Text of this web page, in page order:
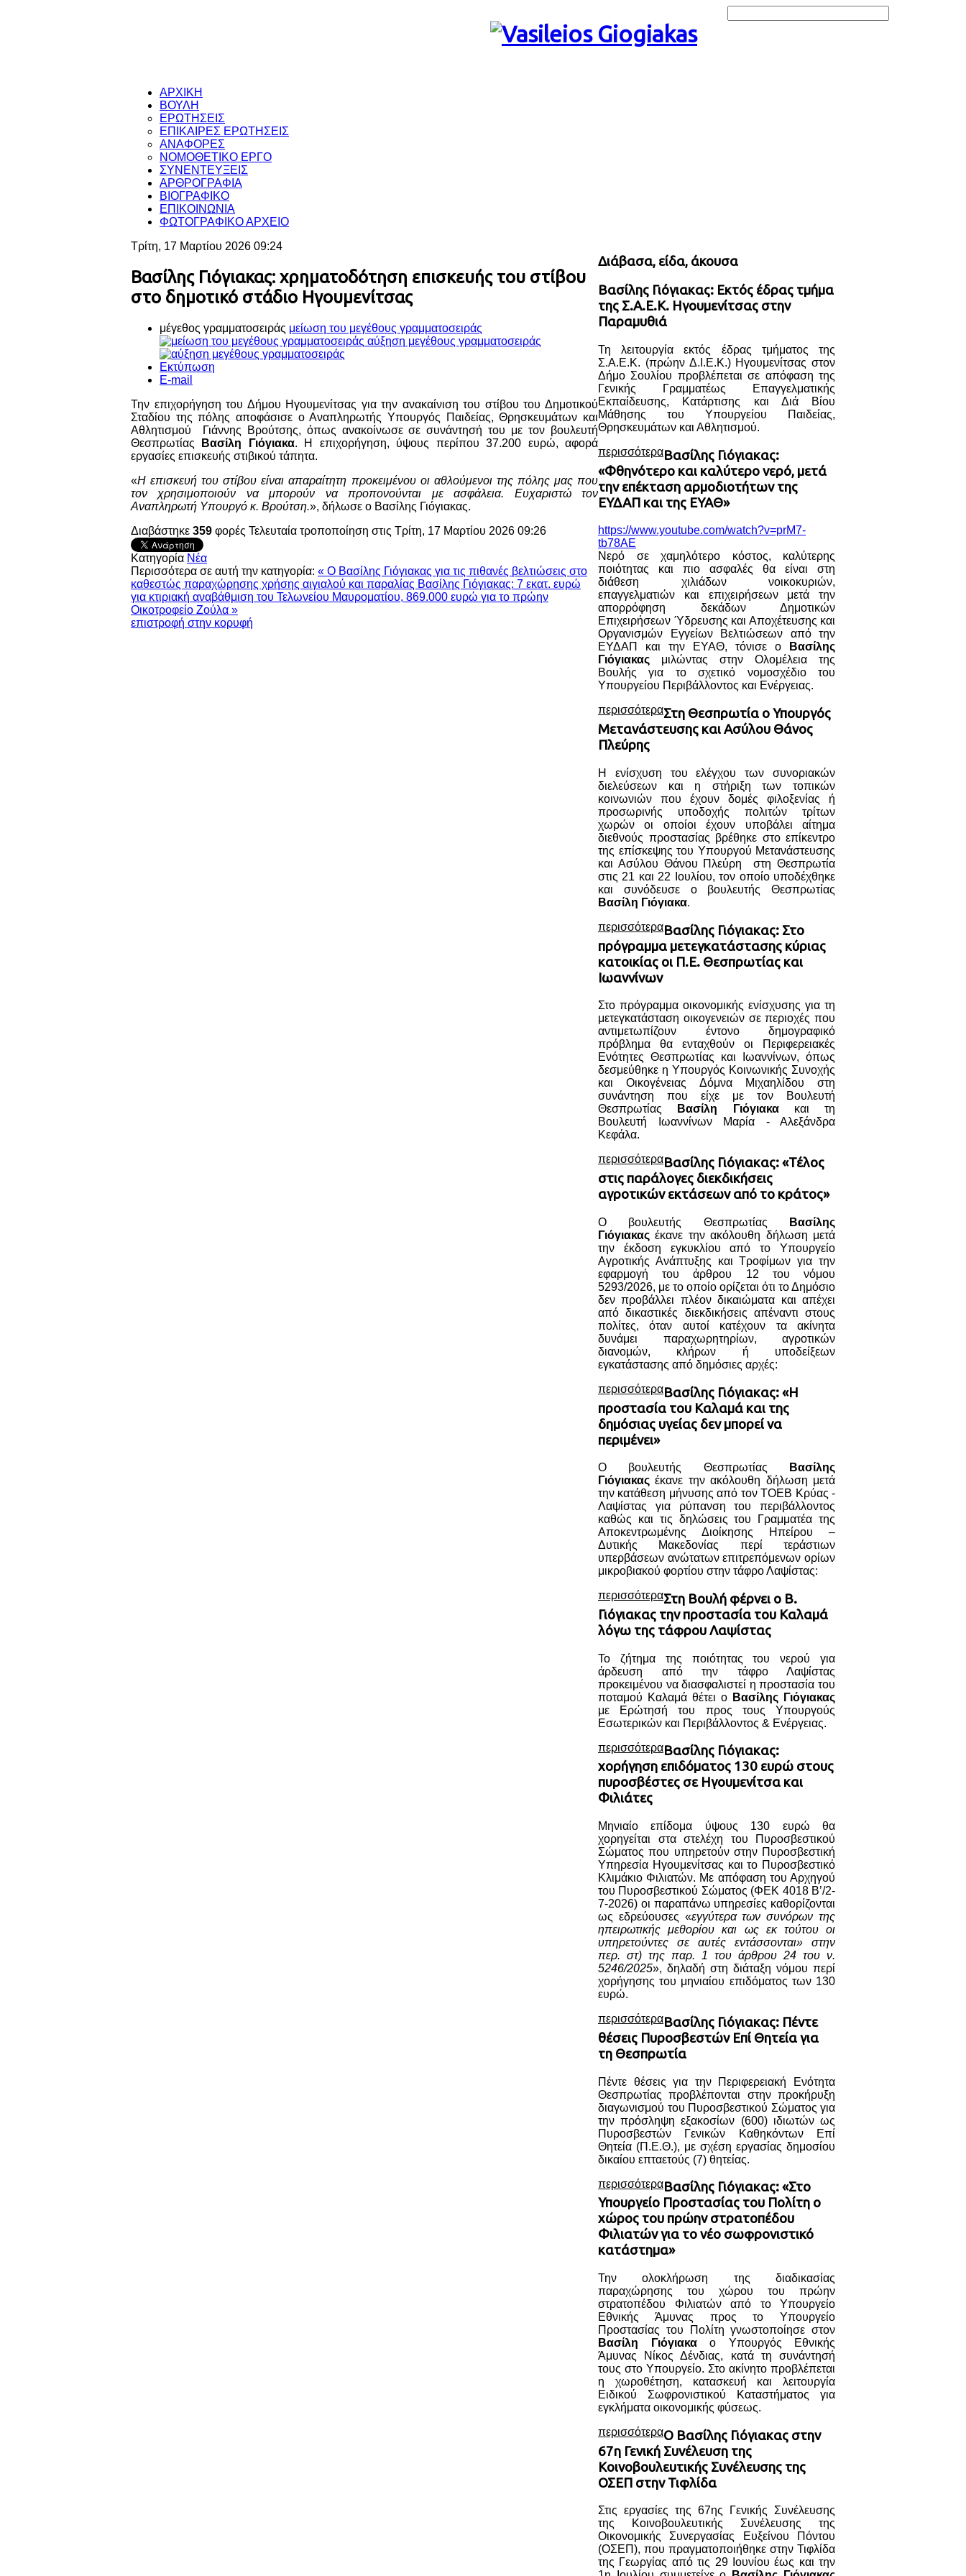
ΑΡΧΙΚΗ
ΒΟΥΛΗ
ΕΡΩΤΗΣΕΙΣ
ΕΠΙΚΑΙΡΕΣ ΕΡΩΤΗΣΕΙΣ
ΑΝΑΦΟΡΕΣ
ΝΟΜΟΘΕΤΙΚΟ ΕΡΓΟ
ΣΥΝΕΝΤΕΥΞΕΙΣ
ΑΡΘΡΟΓΡΑΦΙΑ
ΒΙΟΓΡΑΦΙΚΟ
ΕΠΙΚΟΙΝΩΝΙΑ
ΦΩΤΟΓΡΑΦΙΚΟ ΑΡΧΕΙΟ
Τρίτη, 17 Μαρτίου 2026 09:24
Βασίλης Γιόγιακας: χρηματοδότηση επισκευής του στίβου
στο δημοτικό στάδιο Ηγουμενίτσας
μέγεθος γραμματοσειράς μείωση του μεγέθους γραμματοσειράς
αύξηση μεγέθους γραμματοσειράς
Εκτύπωση
E-mail
Την επιχορήγηση του Δήμου Ηγουμενίτσας για την ανακαίνιση του στίβου του Δημοτικού
Σταδίου της πόλης αποφάσισε ο Αναπληρωτής Υπουργός Παιδείας, Θρησκευμάτων και
Αθλητισμού Γιάννης Βρούτσης, όπως ανακοίνωσε σε συνάντησή του με τον βουλευτή
Θεσπρωτίας
Βασίλη Γιόγιακα. Η επιχορήγηση, ύψους περίπου 37.200 ευρώ, αφορά
εργασίες επισκευής στιβικού τάπητα.
«Η επισκευή του στίβου είναι απαραίτητη προκειμένου οι αθλούμενοι της πόλης μας που
τον χρησιμοποιούν να μπορούν να προπονούνται με ασφάλεια. Ευχαριστώ τον
Αναπληρωτή Υπουργό κ. Βρούτση.», δήλωσε ο Βασίλης Γιόγιακας.
Διαβάστηκε 359 φορές Τελευταία τροποποίηση στις Τρίτη, 17 Μαρτίου 2026 09:26
Κατηγορία Νέα
Περισσότερα σε αυτή την κατηγορία: « Ο Βασίλης Γιόγιακας για τις πιθανές βελτιώσεις στο
καθεστώς παραχώρησης χρήσης αιγιαλού και παραλίας Βασίλης Γιόγιακας: 7 εκατ. ευρώ
για κτιριακή αναβάθμιση του Τελωνείου Μαυροματίου, 869.000 ευρώ για το πρώην
Οικοτροφείο Ζούλα »
επιστροφή στην κορυφή
Διάβασα, είδα, άκουσα
Βασίλης Γιόγιακας: Εκτός έδρας τμήμα
της Σ.Α.Ε.Κ. Ηγουμενίτσας στην
Παραμυθιά
Τη λειτουργία εκτός έδρας τμήματος της
Σ.Α.Ε.Κ. (πρώην Δ.Ι.Ε.Κ.) Ηγουμενίτσας στον
Δήμο Σουλίου προβλέπεται σε απόφαση της
Γενικής Γραμματέως Επαγγελματικής
Εκπαίδευσης, Κατάρτισης και Διά Βίου
Μάθησης του Υπουργείου Παιδείας,
Θρησκευμάτων και Αθλητισμού.
περισσότεραΒασίλης Γιόγιακας:
«Φθηνότερο και καλύτερο νερό, μετά
την επέκταση αρμοδιοτήτων της
ΕΥΔΑΠ και της ΕΥΑΘ»
https://www.youtube.com/watch?v=prM7-
tb78AE
Νερό σε χαμηλότερο κόστος, καλύτερης
ποιότητας και πιο ασφαλές θα είναι στη
διάθεση χιλιάδων νοικοκυριών,
επαγγελματιών και επιχειρήσεων μετά την
απορρόφηση δεκάδων Δημοτικών
Επιχειρήσεων Ύδρευσης και Αποχέτευσης και
Οργανισμών Εγγείων Βελτιώσεων από την
ΕΥΔΑΠ και την ΕΥΑΘ, τόνισε ο
Βασίλης
Γιόγιακας μιλώντας στην Ολομέλεια της
Βουλής για το σχετικό νομοσχέδιο του
Υπουργείου Περιβάλλοντος και Ενέργειας.
περισσότεραΣτη Θεσπρωτία ο Υπουργός
Μετανάστευσης και Ασύλου Θάνος
Πλεύρης
Η ενίσχυση του ελέγχου των συνοριακών
διελεύσεων και η στήριξη των τοπικών
κοινωνιών που έχουν δομές φιλοξενίας ή
προσωρινής υποδοχής πολιτών τρίτων
χωρών οι οποίοι έχουν υποβάλει αίτημα
διεθνούς προστασίας βρέθηκε στο επίκεντρο
της επίσκεψης του Υπουργού Μετανάστευσης
και Ασύλου Θάνου Πλεύρη στη Θεσπρωτία
στις 21 και 22 Ιουλίου, τον οποίο υποδέχθηκε
και συνόδευσε ο βουλευτής Θεσπρωτίας
Βασίλη Γιόγιακα.
περισσότεραΒασίλης Γιόγιακας: Στο
πρόγραμμα μετεγκατάστασης κύριας
κατοικίας οι Π.Ε. Θεσπρωτίας και
Ιωαννίνων
Στο πρόγραμμα οικονομικής ενίσχυσης για τη
μετεγκατάσταση οικογενειών σε περιοχές που
αντιμετωπίζουν έντονο δημογραφικό
πρόβλημα θα ενταχθούν οι Περιφερειακές
Ενότητες Θεσπρωτίας και Ιωαννίνων, όπως
δεσμεύθηκε η Υπουργός Κοινωνικής Συνοχής
και Οικογένειας Δόμνα Μιχαηλίδου στη
συνάντηση που είχε με τον Βουλευτή
Θεσπρωτίας
Βασίλη Γιόγιακακαι τη
Βουλευτή Ιωαννίνων Μαρία - Αλεξάνδρα
Κεφάλα.
περισσότεραΒασίλης Γιόγιακας: «Τέλος
στις παράλογες διεκδικήσεις
αγροτικών εκτάσεων από το κράτος»
Ο βουλευτής Θεσπρωτίας
Βασίλης
Γιόγιακας έκανε την ακόλουθη δήλωση μετά
την έκδοση εγκυκλίου από το Υπουργείο
Αγροτικής Ανάπτυξης και Τροφίμων για την
εφαρμογή του άρθρου 12 του νόμου
5293/2026, με το οποίο ορίζεται ότι το Δημόσιο
δεν προβάλλει πλέον δικαιώματα και απέχει
από δικαστικές διεκδικήσεις απέναντι στους
πολίτες, όταν αυτοί κατέχουν τα ακίνητα
δυνάμει παραχωρητηρίων, αγροτικών
διανομών, κλήρων ή υποδείξεων
εγκατάστασης από δημόσιες αρχές:
περισσότεραΒασίλης Γιόγιακας: «Η
προστασία του Καλαμά και της
δημόσιας υγείας δεν μπορεί να
περιμένει»
Ο βουλευτής Θεσπρωτίας
Βασίλης
Γιόγιακας έκανε την ακόλουθη δήλωση μετά
την κατάθεση μήνυσης από τον ΤΟΕΒ Κρύας -
Λαψίστας για ρύπανση του περιβάλλοντος
καθώς και τις δηλώσεις του Γραμματέα της
Αποκεντρωμένης Διοίκησης Ηπείρου –
Δυτικής Μακεδονίας περί τεράστιων
υπερβάσεων ανώτατων επιτρεπόμενων ορίων
μικροβιακού φορτίου στην τάφρο Λαψίστας:
περισσότεραΣτη Βουλή φέρνει ο Β.
Γιόγιακας την προστασία του Καλαμά
λόγω της τάφρου Λαψίστας
Το ζήτημα της ποιότητας του νερού για
άρδευση από την τάφρο Λαψίστας
προκειμένου να διασφαλιστεί η προστασία του
ποταμού Καλαμά θέτει ο Βασίλης Γιόγιακας
με Ερώτησή του προς τους Υπουργούς
Εσωτερικών και Περιβάλλοντος & Ενέργειας.
περισσότεραΒασίλης Γιόγιακας:
χορήγηση επιδόματος 130 ευρώ στους
πυροσβέστες σε Ηγουμενίτσα και
Φιλιάτες
Μηνιαίο επίδομα ύψους 130 ευρώ θα
χορηγείται στα στελέχη του Πυροσβεστικού
Σώματος που υπηρετούν στην Πυροσβεστική
Υπηρεσία Ηγουμενίτσας και το Πυροσβεστικό
Κλιμάκιο Φιλιατών. Με απόφαση του Αρχηγού
του Πυροσβεστικού Σώματος (ΦΕΚ 4018 Β’/2-
7-2026) οι παραπάνω υπηρεσίες καθορίζονται
ως εδρεύουσες «εγγύτερα των συνόρων της
ηπειρωτικής μεθορίου και ως εκ τούτου οι
υπηρετούντες σε αυτές εντάσσονται» στην
περ. στ) της παρ. 1 του άρθρου 24 του ν.
5246/2025», δηλαδή στη διάταξη νόμου περί
χορήγησης του μηνιαίου επιδόματος των 130
ευρώ.
περισσότεραΒασίλης Γιόγιακας: Πέντε
θέσεις Πυροσβεστών Επί Θητεία για
τη Θεσπρωτία
Πέντε θέσεις για την Περιφερειακή Ενότητα
Θεσπρωτίας προβλέπονται στην προκήρυξη
διαγωνισμού του Πυροσβεστικού Σώματος για
την πρόσληψη εξακοσίων (600) ιδιωτών ως
Πυροσβεστών Γενικών Καθηκόντων Επί
Θητεία (Π.Ε.Θ.), με σχέση εργασίας δημοσίου
δικαίου επταετούς (7) θητείας.
περισσότεραΒασίλης Γιόγιακας: «Στο
Υπουργείο Προστασίας του Πολίτη ο
χώρος του πρώην στρατοπέδου
Φιλιατών για το νέο σωφρονιστικό
κατάστημα»
Την ολοκλήρωση της διαδικασίας
παραχώρησης του χώρου του πρώην
στρατοπέδου Φιλιατών από το Υπουργείο
Εθνικής Άμυνας προς το Υπουργείο
Προστασίας του Πολίτη γνωστοποίησε στον
Βασίλη Γιόγιακαο Υπουργός Εθνικής
Άμυνας Νίκος Δένδιας, κατά τη συνάντησή
τους στο Υπουργείο. Στο ακίνητο προβλέπεται
η χωροθέτηση, κατασκευή και λειτουργία
Ειδικού Σωφρονιστικού Καταστήματος για
εγκλήματα οικονομικής φύσεως.
περισσότεραΟ Βασίλης Γιόγιακας στην
67η Γενική Συνέλευση της
Κοινοβουλευτικής Συνέλευσης της
ΟΣΕΠ στην Τιφλίδα
Στις εργασίες της 67ης Γενικής Συνέλευσης
της Κοινοβουλευτικής Συνέλευσης της
Οικονομικής Συνεργασίας Ευξείνου Πόντου
(ΟΣΕΠ), που πραγματοποιήθηκε στην Τιφλίδα
της Γεωργίας από τις 29 Ιουνίου έως και την